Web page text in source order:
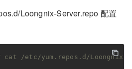
Loongnix-Server.repo 配置
cat /etc/yum.repos.d/Loongnix-